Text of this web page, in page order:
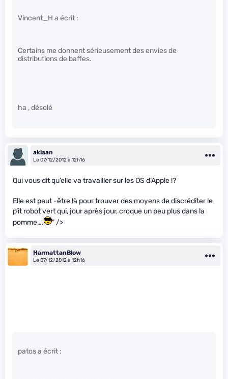
Vincent_H a écrit :
Certains me donnent sérieusement des envies de
distributions de baffes.
ha , désolé
aklaan
Le 07/12/2012 à 12h16
Qui vous dit qu’elle va travailler sur les OS d’Apple !?
Elle est peut -être là pour trouver des moyens de discréditer le
p’it robot vert qui, jour après jour, croque un peu plus dans la
pomme….
" />
HarmattanBlow
Le 07/12/2012 à 12h16
patos a écrit :